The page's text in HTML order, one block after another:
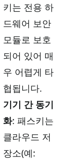
키는 전용 하
드웨어 보안
모듈로 보호
되어 있어 매
우 어렵게 타
협됩니다.
기기 간 동기
화: 패스키는
클라우드 저
장소(예: